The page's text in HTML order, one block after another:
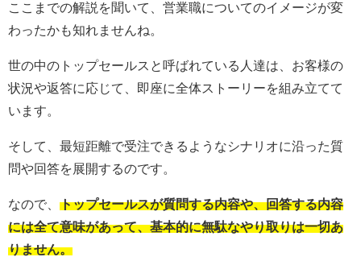
ここまでの解説を聞いて、営業職についてのイメージが変
わったかも知れませんね。
世の中のトップセールスと呼ばれている人達は、お客様の
状況や返答に応じて、即座に全体ストーリーを組み立てて
います。
そして、最短距離で受注できるようなシナリオに沿った質
問や回答を展開するのです。
なので、 トップセールスが質問する内容や、回答する内容
には全て意味があって、基本的に無駄なやり取りは一切あ
りません。